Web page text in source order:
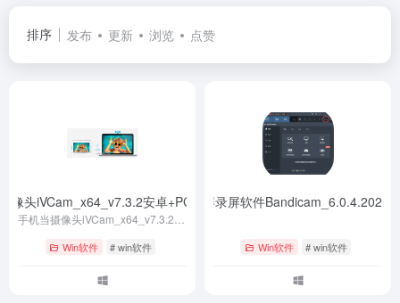
排序 发布 更新 浏览 点赞
像头iVCam_x64_v7.3.2安卓+PC版
- v7.3.2
Win软件 # win软件
班迪录屏录屏软件Bandicam_6.0.4.2024
Win软件 # win软件